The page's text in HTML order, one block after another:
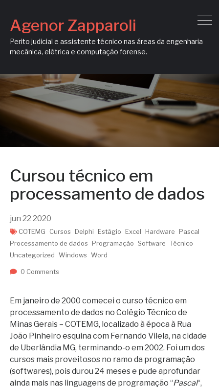
Agenor Zapparoli
Perito judicial e assistente técnico nas áreas da engenharia
mecânica, elétrica e computação forense.
Cursou técnico em
processamento de dados
jun 22 2020
COTEMG Cursos Delphi Estágio Excel Hardware Pascal
Processamento de dados Programação Software Técnico
Uncategorized Windows Word
0 Comments
Em janeiro de 2000 comecei o curso técnico em
processamento de dados no Colégio Técnico de
Minas Gerais – COTEMG, localizado à época à Rua
João Pinheiro esquina com Fernando Vilela, na cidade
de Uberlândia MG, terminando-o em 2002. Foi um dos
cursos mais proveitosos no ramo da programação
(softwares), pois durou 24 meses e pude aprofundar
ainda mais nas linguagens de programação “Pascal“,